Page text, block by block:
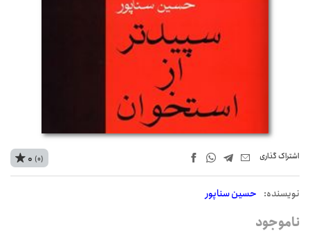
اشتراک‌ گذاری
نويسنده: حسین سناپور
0 (0)
ناموجود